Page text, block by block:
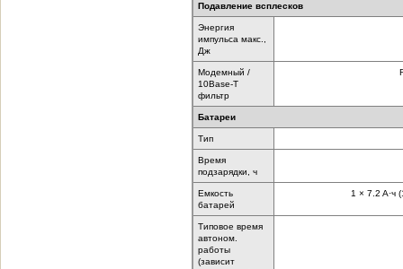
Подавление всплесков
Энергия
импульса макс.,
Дж
Модемный /
10Base-T
фильтр
Батареи
Тип
Время
подзарядки, ч
Емкость
батарей
1 × 7.2 A·ч
Типовое время
автоном.
работы
(зависит